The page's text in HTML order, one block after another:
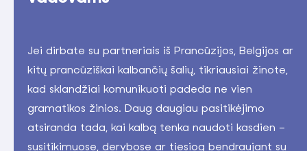
Jei dirbate su partneriais iš Prancūzijos, Belgijos ar
kitų prancūziškai kalbančių šalių, tikriausiai žinote,
kad sklandžiai komunikuoti padeda ne vien
gramatikos žinios. Daug daugiau pasitikėjimo
atsiranda tada, kai kalbą tenka naudoti kasdien –
susitikimuose, derybose ar tiesiog bendraujant su